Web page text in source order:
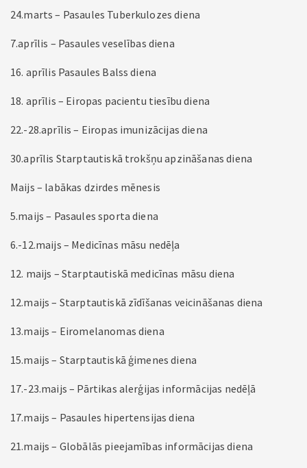
24.marts – Pasaules Tuberkulozes diena
7.aprīlis – Pasaules veselības diena
16. aprīlis Pasaules Balss diena
18. aprīlis – Eiropas pacientu tiesību diena
22.-28.aprīlis – Eiropas imunizācijas diena
30.aprīlis Starptautiskā trokšņu apzināšanas diena
Maijs – labākas dzirdes mēnesis
5.maijs – Pasaules sporta diena
6.-12.maijs – Medicīnas māsu nedēļa
12. maijs – Starptautiskā medicīnas māsu diena
12.maijs – Starptautiskā zīdīšanas veicināšanas diena
13.maijs – Eiromelanomas diena
15.maijs – Starptautiskā ģimenes diena
17.-23.maijs – Pārtikas alerģijas informācijas nedēļā
17.maijs – Pasaules hipertensijas diena
21.maijs – Globālās pieejamības informācijas diena